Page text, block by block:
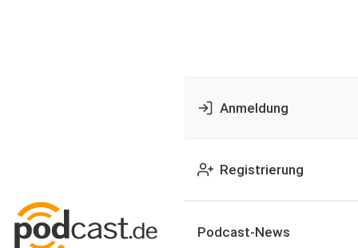
Anmeldung
Registrierung
Podcast-News